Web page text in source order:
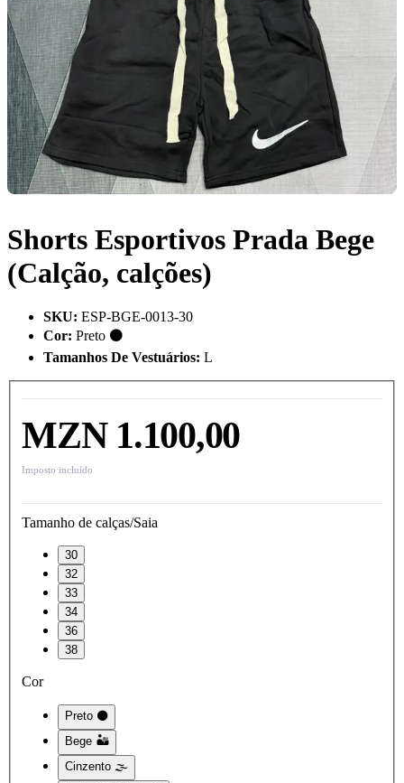
Shorts Esportivos Prada Bege
(Calção, calções)
SKU: ESP-BGE-0013-30
Cor: Preto ⚫
Tamanhos De Vestuários: L
MZN 1.100,00
Imposto incluído
Tamanho de calças/Saia
30
32
33
34
36
38
Cor
Preto ⚫
Bege 🏜️
Cinzento 🌫️